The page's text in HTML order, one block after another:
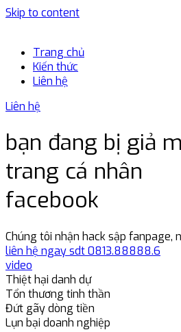
Skip to content
Trang chủ
Kiến thức
Liên hệ
Liên hệ
bạn đang bị giả
trang cá nhân
facebook
Chúng tôi nhận hack sập fanpage,
liên hệ ngay sdt 0813.88888.6
video
Thiệt hại danh dự
Tổn thương tinh thần
Đứt gãy dòng tiền
Lụn bại doanh nghiệp